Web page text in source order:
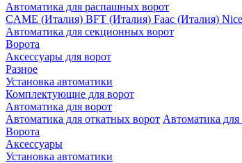
Автоматика для распашных ворот
CAME (Италия) BFT (Италия) Faac (Италия)
Автоматика для секционных ворот
Ворота
Аксессуары для ворот
Разное
Установка автоматики
Комплектующие для ворот
Автоматика для ворот
Автоматика для откатных ворот Автоматика
Ворота
Аксессуары
Установка автоматики